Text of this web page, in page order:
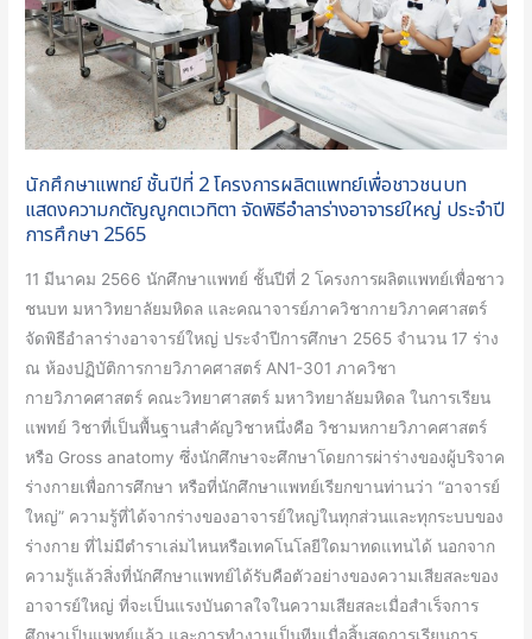
นักศึกษาแพทย์ ชั้นปีที่ 2 โครงการผลิตแพทย์เพื่อชาวชนบท
แสดงความกตัญญูกตเวทิตา จัดพิธีอำลาร่างอาจารย์ใหญ่ ประจำปี
การศึกษา 2565
11 มีนาคม 2566 นักศึกษาแพทย์ ชั้นปีที่ 2 โครงการผลิตแพทย์เพื่อชาว
ชนบท มหาวิทยาลัยมหิดล และคณาจารย์ภาควิชากายวิภาคศาสตร์
จัดพิธีอำลาร่างอาจารย์ใหญ่ ประจำปีการศึกษา 2565 จำนวน 17 ร่าง
ณ ห้องปฏิบัติการกายวิภาคศาสตร์ AN1-301 ภาควิชา
กายวิภาคศาสตร์ คณะวิทยาศาสตร์ มหาวิทยาลัยมหิดล ในการเรียน
แพทย์ วิชาที่เป็นพื้นฐานสำคัญวิชาหนึ่งคือ วิชามหกายวิภาคศาสตร์
หรือ Gross anatomy ซึ่งนักศึกษาจะศึกษาโดยการผ่าร่างของผู้บริจาค
ร่างกายเพื่อการศึกษา หรือที่นักศึกษาแพทย์เรียกขานท่านว่า “อาจารย์
ใหญ่” ความรู้ที่ได้จากร่างของอาจารย์ใหญ่ในทุกส่วนและทุกระบบของ
ร่างกาย ที่ไม่มีตำราเล่มไหนหรือเทคโนโลยีใดมาทดแทนได้ นอกจาก
ความรู้แล้วสิ่งที่นักศึกษาแพทย์ได้รับคือตัวอย่างของความเสียสละของ
อาจารย์ใหญ่ ที่จะเป็นแรงบันดาลใจในความเสียสละเมื่อสำเร็จการ
ศึกษาเป็นแพทย์แล้ว และการทำงานเป็นทีมเมื่อสิ้นสุดการเรียนการ
โครงการ
ผลิต
แพทย์
เพื่อ
ชาว
แสดง
ความ
กตเวทิตา
จัด
พิธี
อำลา
ร่าง
อาจารย์
ใหญ่
ประจำ
ปี
การ
ศึกษา
2565